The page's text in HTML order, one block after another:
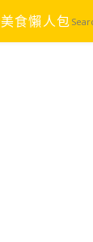
美食懶人包